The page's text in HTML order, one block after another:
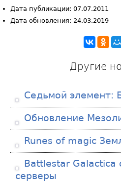
Дата публикации: 07.07.2011
Дата обновления: 24.03.2019
Другие
Седьмой элемент:
Обновление
Runes of magic
Battlestar Galactica
серверы